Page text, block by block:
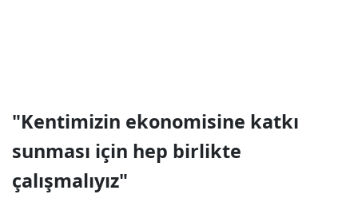
"Kentimizin ekonomisine katkı
sunması için hep birlikte
çalışmalıyız"